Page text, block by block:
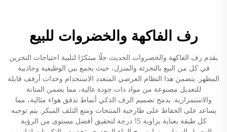
رف الفاكهة والخضروات للبيع
يقدم رف الفاكهة والخضروات الحديث حلًا مبتكرًا لتلبية احتياجات التخزين
في كل من البيع بالتجزئة والمنزل، حيث يجمع بين الوظيفية وجاذبية
المظهر. يتضمن هذا النظام العرضي المتعدد الاستخدام وحدات أرفف قابلة
للتعديل مصنوعة من مواد ذات جودة عالية، مما يضمن المتانة
والاستمرارية. يدمج تصميم الرف الذكي أنماط تدفق هواء مثالية، مما
يساعد على الحفاظ على طازجية المنتجات ومنع التلف المبكر. يتم توجيه
كل طبقة بعناية بزاوية 15 درجة لتحقيق أفضل مستوى من الرؤية